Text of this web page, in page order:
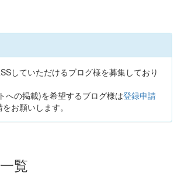
していただけるブログ様を募集しており
への掲載)を希望するブログ様は登録申請
お願いします。
覧